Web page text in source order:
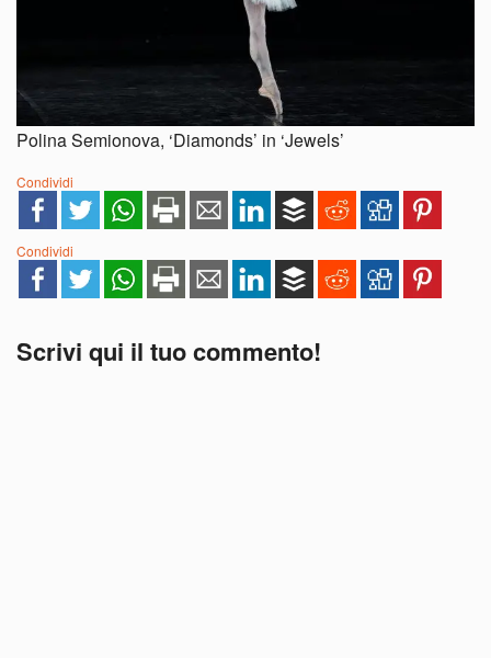
Polina Semionova, ‘Diamonds’ in ‘Jewels’
Condividi
Condividi
Scrivi qui il tuo commento!